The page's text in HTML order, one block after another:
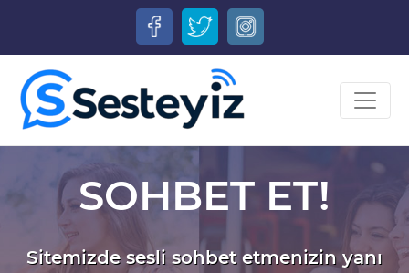
SOHBET ET!
Sitemizde sesli sohbet etmenizin yanı